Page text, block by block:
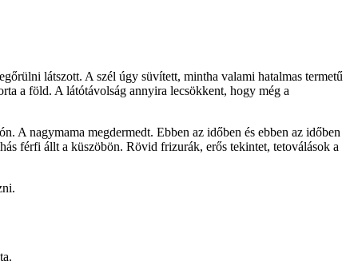
látszott. A szél úgy süvített, mintha valami hatalmas termetű
a föld. A látótávolság annyira lecsökkent, hogy még a
A nagymama megdermedt. Ebben az időben és ebben az időben
férfi állt a küszöbön. Rövid frizurák, erős tekintet, tetoválások a